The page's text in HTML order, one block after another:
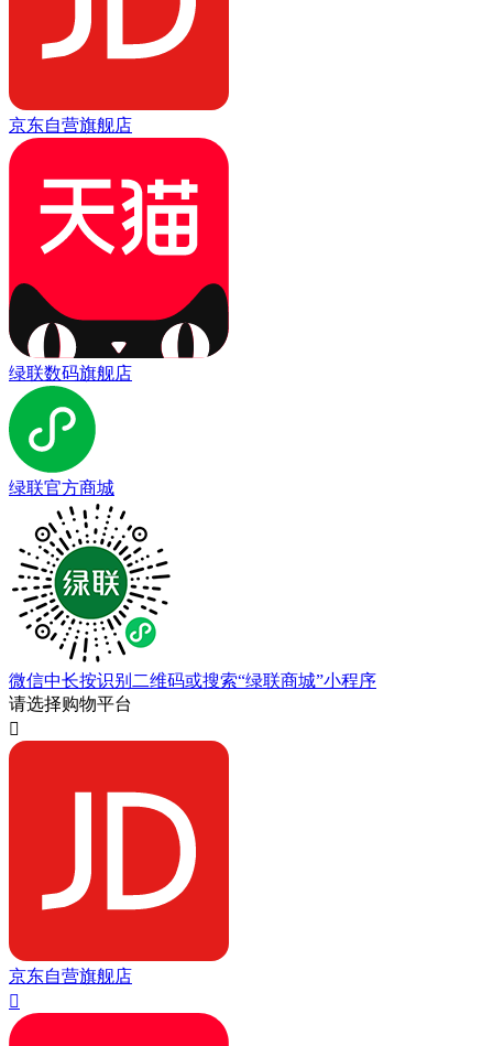
京东自营旗舰店
绿联数码旗舰店
绿联官方商城
微信中长按识别二维码或搜索“绿联商城”小程序
请选择购物平台

京东自营旗舰店
